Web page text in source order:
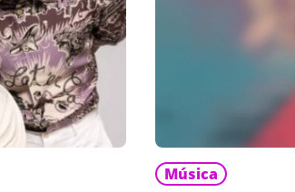
Música